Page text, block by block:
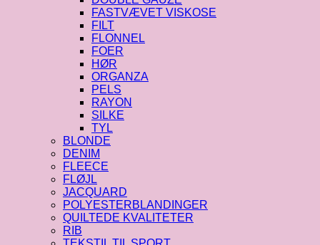
FASTVÆVET VISKOSE
FILT
FLONNEL
FOER
HØR
ORGANZA
PELS
RAYON
SILKE
TYL
BLONDE
DENIM
FLEECE
FLØJL
JACQUARD
POLYESTERBLANDINGER
QUILTEDE KVALITETER
RIB